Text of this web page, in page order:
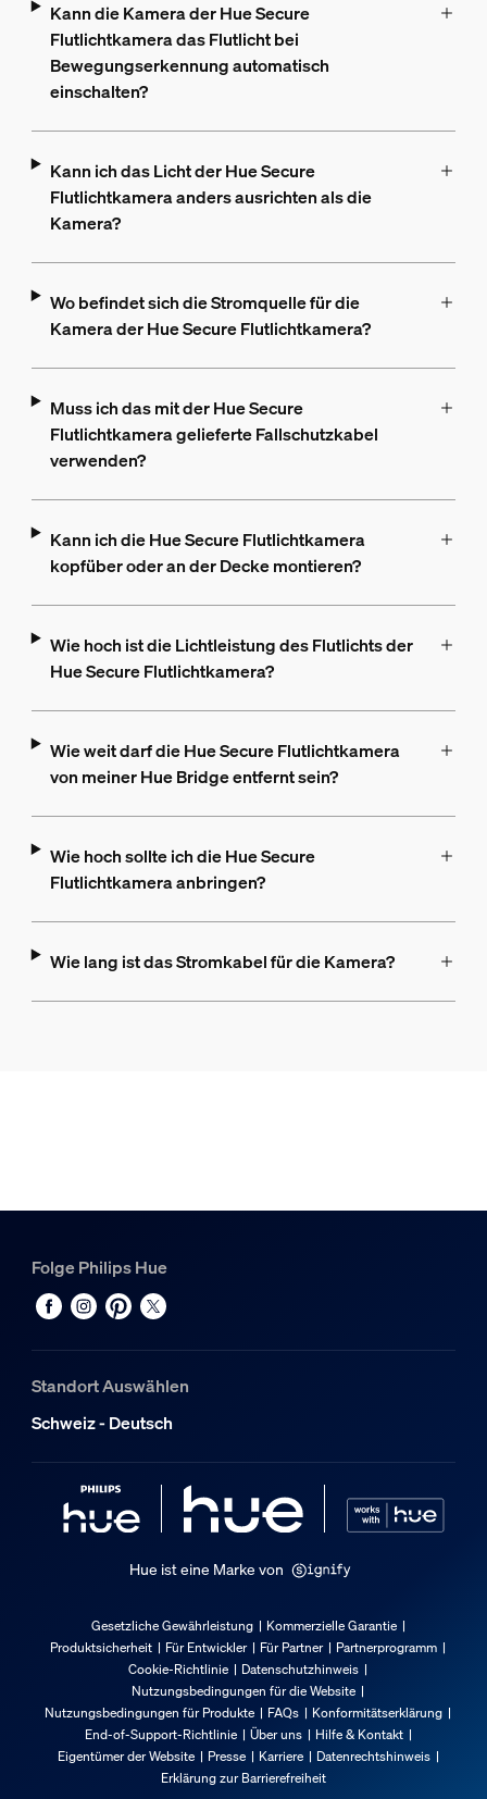
Kann die Kamera der Hue Secure
Flutlichtkamera das Flutlicht bei
Bewegungserkennung automatisch
einschalten?
Kann ich das Licht der Hue Secure
Flutlichtkamera anders ausrichten als die
Kamera?
Wo befindet sich die Stromquelle für die
Kamera der Hue Secure Flutlichtkamera?
Muss ich das mit der Hue Secure
Flutlichtkamera gelieferte Fallschutzkabel
verwenden?
Kann ich die Hue Secure Flutlichtkamera
kopfüber oder an der Decke montieren?
Wie hoch ist die Lichtleistung des Flutlichts der
Hue Secure Flutlichtkamera?
Wie weit darf die Hue Secure Flutlichtkamera
von meiner Hue Bridge entfernt sein?
Wie hoch sollte ich die Hue Secure
Flutlichtkamera anbringen?
Wie lang ist das Stromkabel für die Kamera?
Folge Philips Hue
Standort Auswählen
Schweiz - Deutsch
Hue ist eine Marke von
Gesetzliche Gewährleistung
Kommerzielle Garantie
Produktsicherheit
Für Entwickler Für Partner
Partnerprogramm
Cookie-Richtlinie
Datenschutzhinweis
Nutzungsbedingungen für die Website
Nutzungsbedingungen für Produkte
FAQs
Konformitätserklärung
End-of-Support-Richtlinie
Über uns
Hilfe & Kontakt
Eigentümer der Website
Presse Karriere
Datenrechtshinweis
Erklärung zur Barrierefreiheit